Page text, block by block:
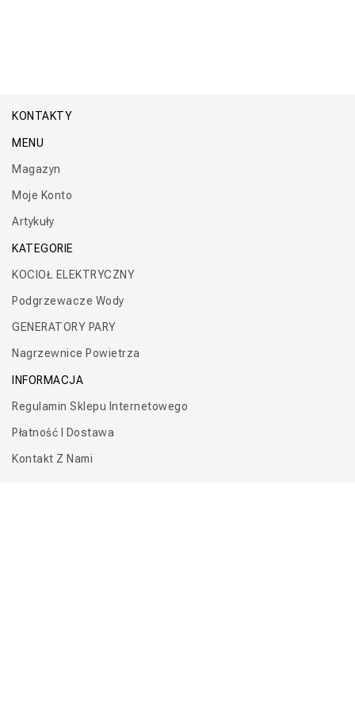
KONTAKTY
MENU
Magazyn
Moje Konto
Artykuły
KATEGORIE
KOCIOŁ ELEKTRYCZNY
Podgrzewacze Wody
GENERATORY PARY
Nagrzewnice Powietrza
INFORMACJA
Regulamin Sklepu Internetowego
Płatność I Dostawa
Kontakt Z Nami